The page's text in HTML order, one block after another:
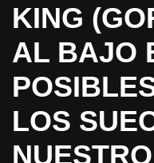
KING
AL BAJO
LOS